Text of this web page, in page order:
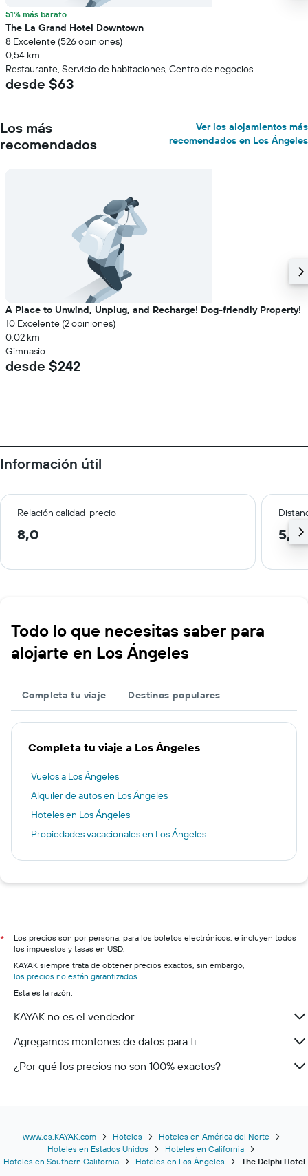
51% más barato
The La Grand Hotel Downtown
8 Excelente (526 opiniones)
0,54 km
Restaurante, Servicio de habitaciones, Centro de negocios
desde $63
Los más
recomendados
Ver los alojamientos más
recomendados en Los Ángeles
A Place to Unwind, Unplug, and Recharge! Dog-friendly Property!
10 Excelente (2 opiniones)
0,02 km
Gimnasio
desde $242
Información útil
Relación calidad-precio
8,0 5,4
Todo lo que necesitas saber para
alojarte en Los Ángeles
Completa tu viaje Destinos populares
Completa tu viaje a Los Ángeles
Vuelos a Los Ángeles
Alquiler de autos en Los Ángeles
Hoteles en Los Ángeles
Propiedades vacacionales en Los Ángeles
*
Los precios son por persona, para los boletos electrónicos, e incluyen todos
los impuestos y tasas en USD.
KAYAK siempre trata de obtener precios exactos, sin embargo,
los precios no están garantizados.
Esta es la razón:
KAYAK no es el vendedor.
Agregamos montones de datos para ti
¿Por qué los precios no son 100% exactos?
www.es.KAYAK.com Hoteles
Hoteles en América del Norte
Hoteles en Estados Unidos
Hoteles en California
Hoteles en Southern California
Hoteles en Los Ángeles The Delphi Hotel